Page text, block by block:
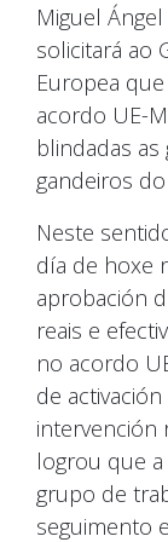
Miguel
solicitará ao
Europea
acordo UE-
blindadas
gandeiros
Neste
día de hoxe
aprobación
reais e
no acordo
de
intervención
logrou que
grupo de
seguimento